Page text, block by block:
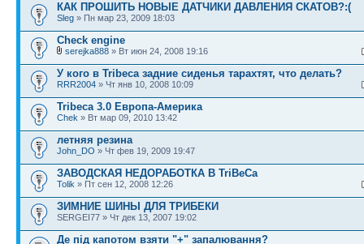
КАК ПРОШИТЬ НОВЫЕ ДАТЧИКИ ДАВЛЕНИЯ СКАТОВ?:(
Sleg » Пн мар 23, 2009 18:03
Check engine
serejka888 » Вт июн 24, 2008 19:16
У кого в Tribeca задние сиденья тарахтят, что делать?
RRR2004 » Чт янв 10, 2008 10:09
Tribeca 3.0 Европа-Америка
Chek » Вт мар 09, 2010 13:42
летняя резина
John_DO » Чт фев 19, 2009 19:47
ЗАВОДСКАЯ НЕДОРАБОТКА В TriBeCa
Tolik » Пт сен 12, 2008 12:26
ЗИМНИЕ ШИНЫ ДЛЯ ТРИБЕКИ
SERGEI77 » Чт дек 13, 2007 19:02
Де під капотом взяти "+" запалювання?